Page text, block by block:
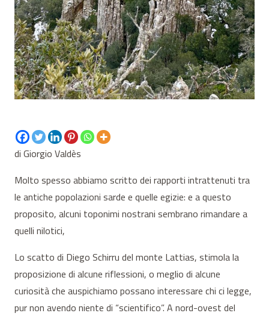
di Giorgio Valdès
Molto spesso abbiamo scritto dei rapporti intrattenuti tra
le antiche popolazioni sarde e quelle egizie: e a questo
proposito, alcuni toponimi nostrani sembrano rimandare a
quelli nilotici,
Lo scatto di Diego Schirru del monte Lattias, stimola la
proposizione di alcune riflessioni, o meglio di alcune
curiosità che auspichiamo possano interessare chi ci legge,
pur non avendo niente di “scientifico”. A nord-ovest del